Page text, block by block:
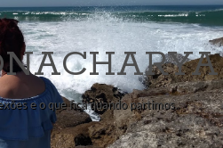
e o que fica quando partimos.